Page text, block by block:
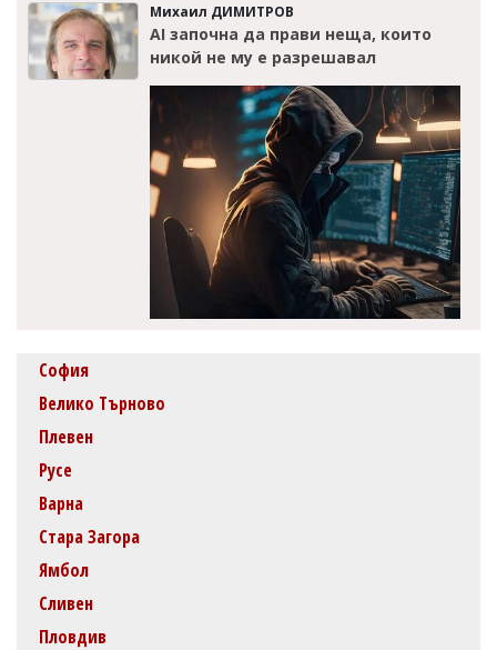
Михаил ДИМИТРОВ
AI започна да прави неща, които
никой не му е разрешавал
София
Велико Търново
Плевен
Русе
Варна
Стара Загора
Ямбол
Сливен
Пловдив